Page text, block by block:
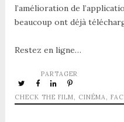
l’amélioration de
beaucoup ont déjà
Restez en ligne…
CHECK THE FILM, CINÉMA,
PARTAGER